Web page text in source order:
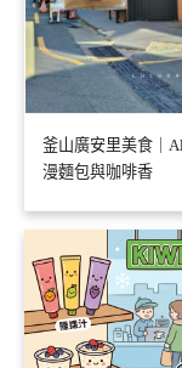
釜山廣安里美食｜
漫麵包與咖啡香